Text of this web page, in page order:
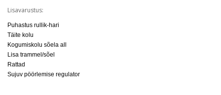
Lisavarustus:
Puhastus rullik-hari
Täite kolu
Kogumiskolu sõela all
Lisa trammel/sõel
Rattad
Sujuv pöörlemise regulator